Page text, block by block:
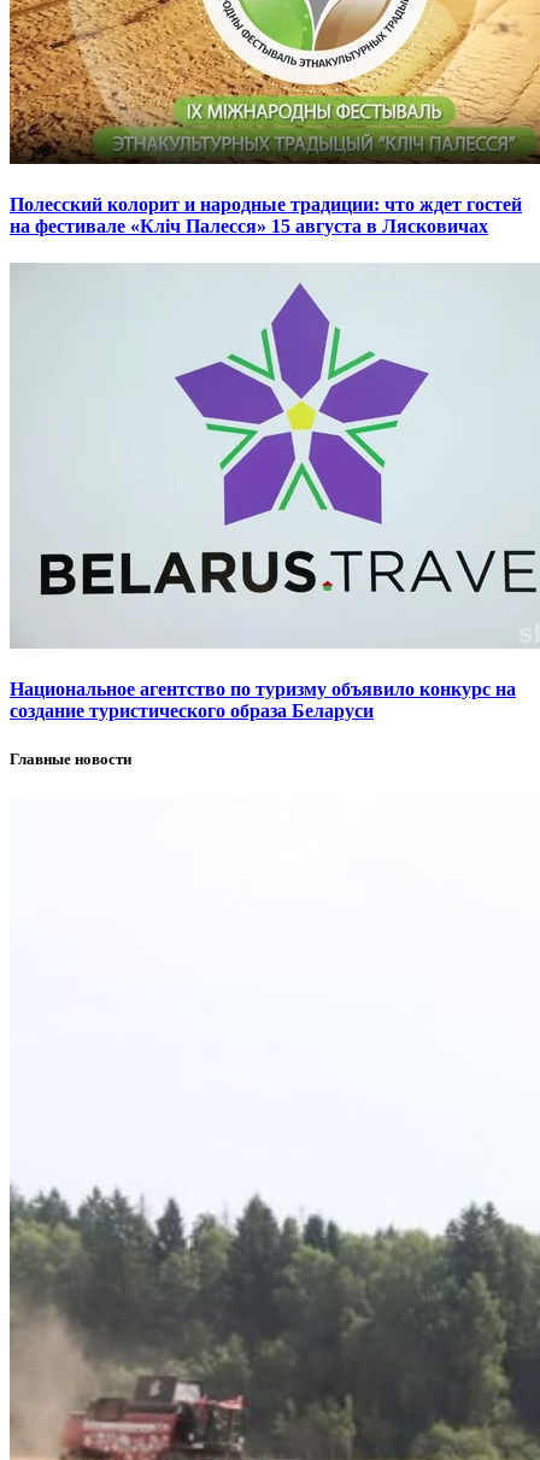
Полесский колорит и народные традиции: что ждет гостей
на фестивале «Кліч Палесся» 15 августа в Лясковичах
Национальное агентство по туризму объявило конкурс на
создание туристического образа Беларуси
Главные новости